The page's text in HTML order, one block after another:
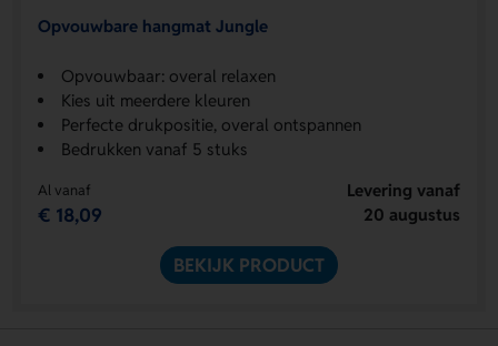
Opvouwbare hangmat Jungle
Opvouwbaar: overal relaxen
Kies uit meerdere kleuren
Perfecte drukpositie, overal ontspannen
Bedrukken vanaf 5 stuks
Al vanaf
€ 18,09
Levering vanaf
20 augustus
BEKIJK PRODUCT